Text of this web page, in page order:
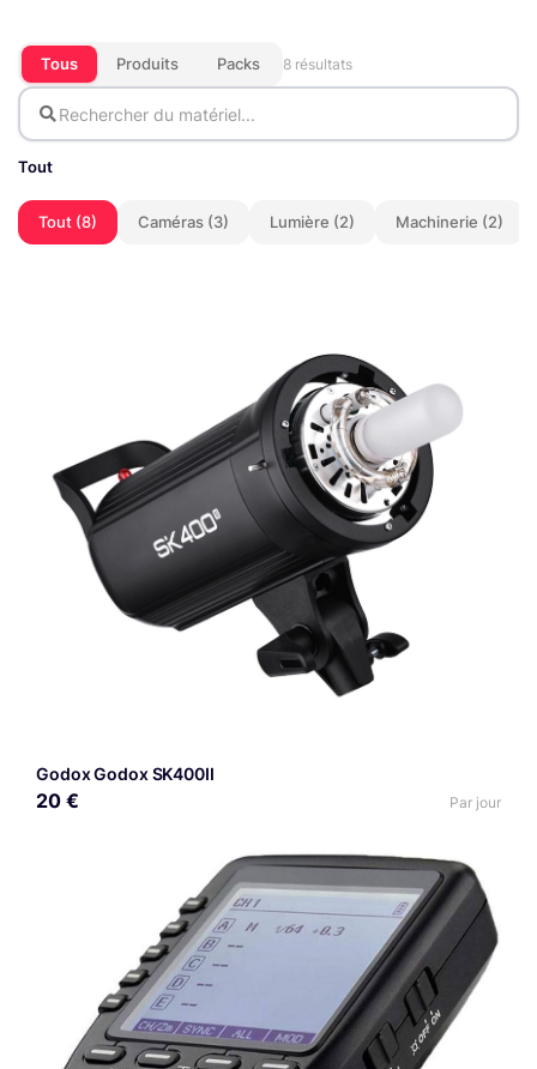
Tous Produits Packs 8 résultats
Tout
Tout (8) Caméras (3) Lumière (2) Machinerie (2)
Godox Godox SK400II
20 € Par jour